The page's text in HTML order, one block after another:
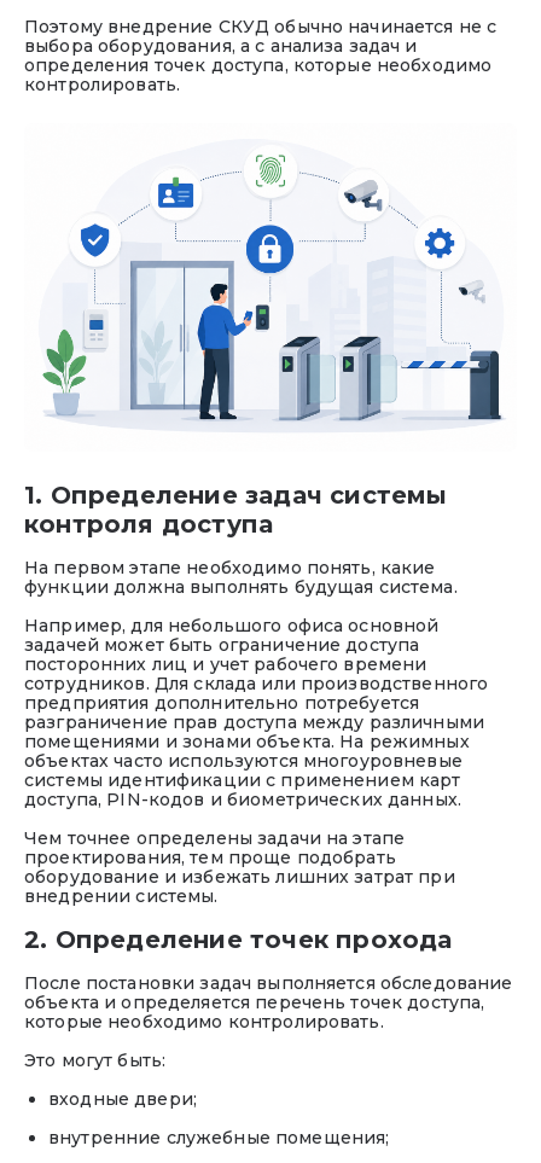
Поэтому внедрение СКУД обычно начинается не с
выбора оборудования, а с анализа задач и
определения точек доступа, которые необходимо
контролировать.
1. Определение задач системы
контроля доступа
На первом этапе необходимо понять, какие
функции должна выполнять будущая система.
Например, для небольшого офиса основной
задачей может быть ограничение доступа
посторонних лиц и учет рабочего времени
сотрудников. Для склада или производственного
предприятия дополнительно потребуется
разграничение прав доступа между различными
помещениями и зонами объекта. На режимных
объектах часто используются многоуровневые
системы идентификации с применением карт
доступа, PIN-кодов и биометрических данных.
Чем точнее определены задачи на этапе
проектирования, тем проще подобрать
оборудование и избежать лишних затрат при
внедрении системы.
2. Определение точек прохода
После постановки задач выполняется обследование
объекта и определяется перечень точек доступа,
которые необходимо контролировать.
Это могут быть:
входные двери;
внутренние служебные помещения;